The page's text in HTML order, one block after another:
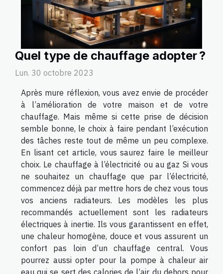
Quel type de chauffage adopter ?
Lun. 30 octobre 2023
Après mure réflexion, vous avez envie de procéder
à l’amélioration de votre maison et de votre
chauffage. Mais même si cette prise de décision
semble bonne, le choix à faire pendant l’exécution
des tâches reste tout de même un peu complexe.
En lisant cet article, vous saurez faire le meilleur
choix. Le chauffage à l’électricité ou au gaz Si vous
ne souhaitez un chauffage que par l’électricité,
commencez déjà par mettre hors de chez vous tous
vos anciens radiateurs. Les modèles les plus
recommandés actuellement sont les radiateurs
électriques à inertie. Ils vous garantissent en effet,
une chaleur homogène, douce et vous assurent un
confort pas loin d’un chauffage central. Vous
pourrez aussi opter pour la pompe à chaleur air